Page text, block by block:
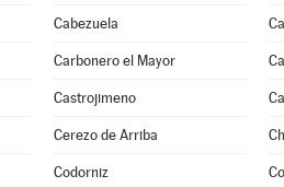
Cabezuela
Carbonero el Mayor
Castrojimeno
Cerezo de Arriba
Codorniz